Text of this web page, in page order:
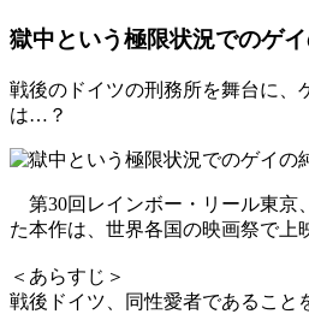
獄中という極限状況でのゲ
戦後のドイツの刑務所を舞台に、
は…？
第30回レインボー・リール東京
た本作は、世界各国の映画祭で上
＜あらすじ＞
戦後ドイツ、同性愛者であること